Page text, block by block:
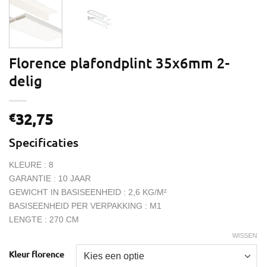
Florence plafondplint 35x6mm 2-
delig
€32,75
Specificaties
KLEURE : 8
GARANTIE : 10 JAAR
GEWICHT IN BASISEENHEID : 2,6 KG/M²
BASISEENHEID PER VERPAKKING : M1
LENGTE : 270 CM
Kleur florence
WISSEN